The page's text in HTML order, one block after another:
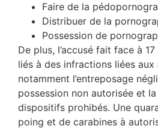
Faire de la
Distribuer de la
Possession de
De plus, l’accusé fait face à
liés à des infractions liées aux
notamment l’entreposage
possession non autorisée et
dispositifs prohibés. Une
poing et de carabines à